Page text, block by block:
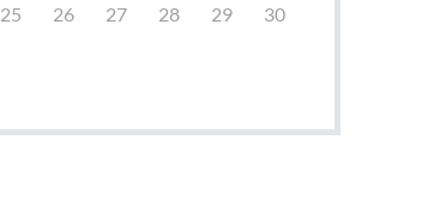
25 26 27 28 29
30